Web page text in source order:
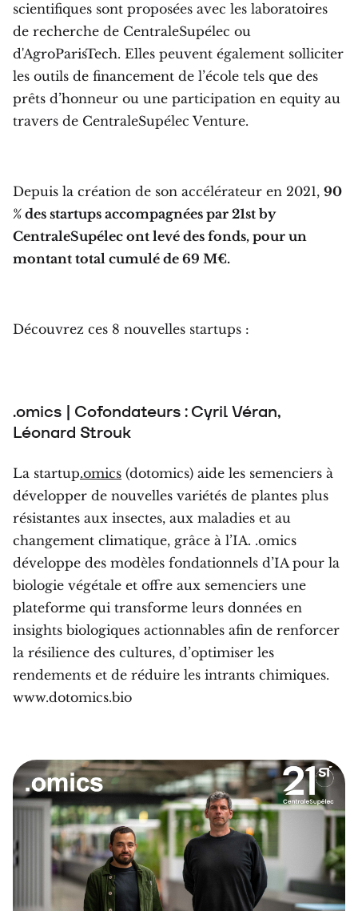
scientifiques sont proposées avec les laboratoires
de recherche de CentraleSupélec ou
d'AgroParisTech. Elles peuvent également solliciter
les outils de financement de l’école tels que des
prêts d’honneur ou une participation en equity au
travers de CentraleSupélec Venture.
Depuis la création de son accélérateur en 2021, 90
% des startups accompagnées par 21st by
CentraleSupélec ont levé des fonds, pour un
montant total cumulé de 69 M€.
Découvrez ces 8 nouvelles startups :
.omics | Cofondateurs : Cyril Véran,
Léonard Strouk
La startup.omics (dotomics) aide les semenciers à
développer de nouvelles variétés de plantes plus
résistantes aux insectes, aux maladies et au
changement climatique, grâce à l’IA. .omics
développe des modèles fondationnels d’IA pour la
biologie végétale et offre aux semenciers une
plateforme qui transforme leurs données en
insights biologiques actionnables afin de renforcer
la résilience des cultures, d’optimiser les
rendements et de réduire les intrants chimiques.
www.dotomics.bio